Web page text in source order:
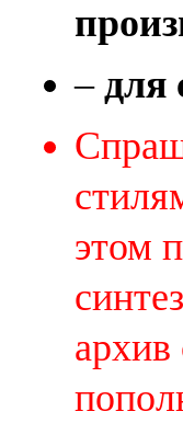
–для
этом
архив